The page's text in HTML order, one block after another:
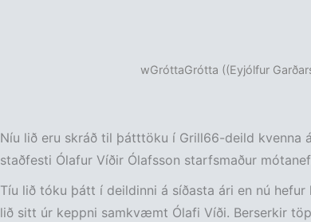
wGróttaGrótta ((Eyjólfur
Níu lið eru skráð til þátttöku í Grill66-deild kvenna
staðfesti Ólafur Víðir Ólafsson starfsmaður
Tíu lið tóku þátt í deildinni á síðasta ári en nú hefur
lið sitt úr keppni samkvæmt Ólafi Víði. Berserkir